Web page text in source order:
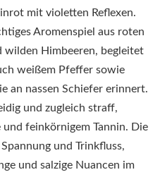
mit violetten Reflexen.
Aromenspiel aus roten
wilden Himbeeren, begleitet
weißem Pfeffer sowie
an nassen Schiefer erinnert.
und zugleich straff,
und feinkörnigem Tannin. Die
und Trinkfluss,
und salzige Nuancen im